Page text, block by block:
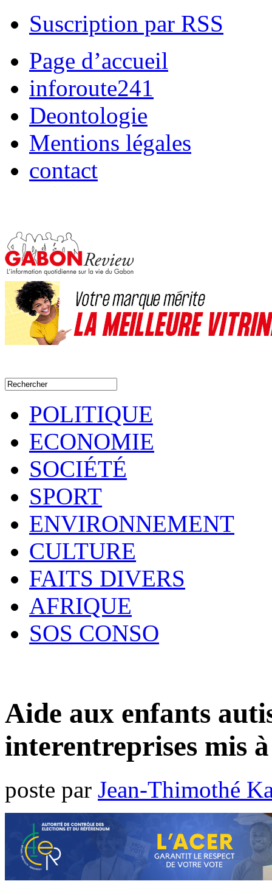
Suscription par RSS
Page d’accueil
inforoute241
Deontologie
Mentions légales
contact
POLITIQUE
ECONOMIE
SOCIÉTÉ
SPORT
ENVIRONNEMENT
CULTURE
FAITS DIVERS
AFRIQUE
SOS CONSO
Aide aux enfants
interentreprises mis
poste par Jean-Thimothé